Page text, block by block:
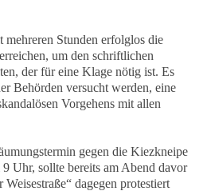
mehreren Stunden erfolglos die
um den schriftlichen
der für eine Klage nötig ist. Es
Behörden versucht werden, eine
Vorgehens mit allen
gegen die Kiezkneipe
Uhr, sollte bereits am Abend davor
dagegen protestiert